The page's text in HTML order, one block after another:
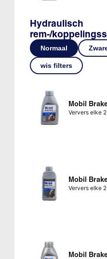
Hydraulisch
rem-/
Normaal
wis filters
Mobil
Ververs elke
Mobil
Ververs elke
Mobil